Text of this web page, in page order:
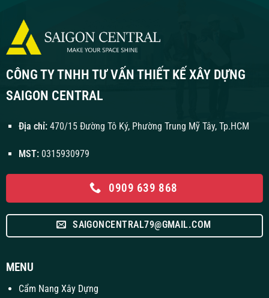
CÔNG TY TNHH TƯ VẤN THIẾT KẾ XÂY DỰNG
SAIGON CENTRAL
Địa chỉ:470/15 Đường Tô Ký, Phường Trung Mỹ Tây, Tp.HCM
MST: 0315930979
0909 639 868
SAIGONCENTRAL79@GMAIL.COM
MENU
Cẩm Nang Xây Dựng